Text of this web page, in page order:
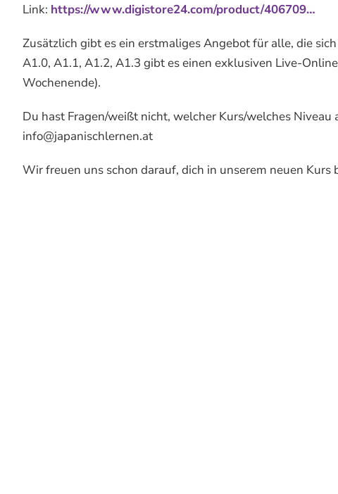
Link: https://www.digistore24.com/product/406709…
Zusätzlich gibt es ein erstmaliges Angebot für alle, die
A1.0, A1.1, A1.2, A1.3 gibt es einen exklusiven Live-
Wochenende).
Du hast Fragen/weißt nicht, welcher Kurs/welches Niveau
info@japanischlernen.at
Wir freuen uns schon darauf, dich in unserem neuen Kurs